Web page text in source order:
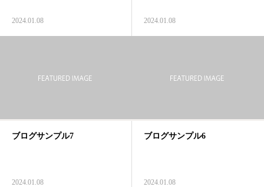
2024.01.08 2024.01.08
ブログサンプル7
2024.01.08
ブログサンプル6
2024.01.08